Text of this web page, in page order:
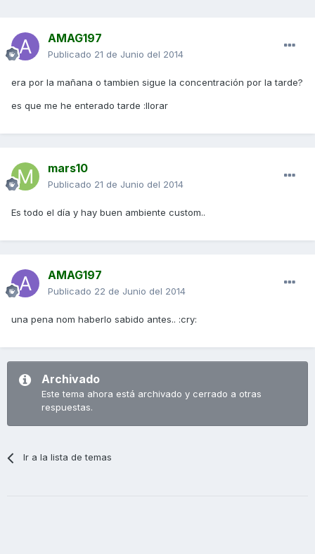
AMAG197
Publicado 21 de Junio del 2014
era por la mañana o tambien sigue la concentración por la tarde?
es que me he enterado tarde :llorar
mars10
Publicado 21 de Junio del 2014
Es todo el día y hay buen ambiente custom..
AMAG197
Publicado 22 de Junio del 2014
una pena nom haberlo sabido antes.. :cry:
Archivado
Este tema ahora está archivado y cerrado a otras
respuestas.
Ir a la lista de temas